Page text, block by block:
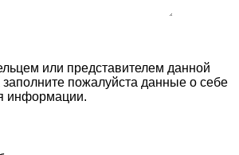
или представителем данной
заполните пожалуйста данные о себе
информации.